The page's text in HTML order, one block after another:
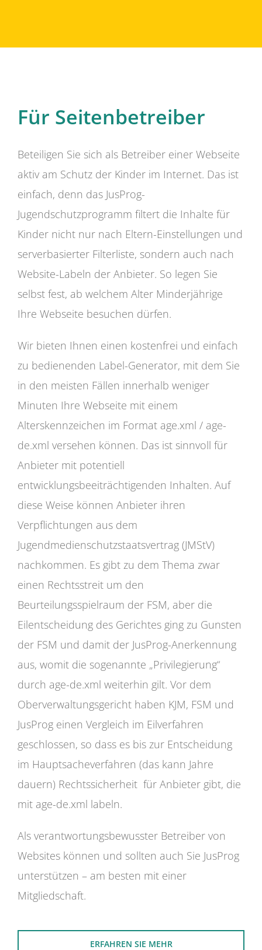
Für Seitenbetreiber
Beteiligen Sie sich als Betreiber einer Webseite
aktiv am Schutz der Kinder im Internet. Das ist
einfach, denn das JusProg-
Jugendschutzprogramm filtert die Inhalte für
Kinder nicht nur nach Eltern-Einstellungen und
serverbasierter Filterliste, sondern auch nach
Website-Labeln der Anbieter. So legen Sie
selbst fest, ab welchem Alter Minderjährige
Ihre Webseite besuchen dürfen.
Wir bieten Ihnen einen kostenfrei und einfach
zu bedienenden Label-Generator, mit dem Sie
in den meisten Fällen innerhalb weniger
Minuten Ihre Webseite mit einem
Alterskennzeichen im Format age.xml / age-
de.xml versehen können. Das ist sinnvoll für
Anbieter mit potentiell
entwicklungsbeeiträchtigenden Inhalten. Auf
diese Weise können Anbieter ihren
Verpflichtungen aus dem
Jugendmedienschutzstaatsvertrag (JMStV)
nachkommen. Es gibt zu dem Thema zwar
einen Rechtsstreit um den
Beurteilungsspielraum der FSM, aber die
Eilentscheidung des Gerichtes ging zu Gunsten
der FSM und damit der JusProg-Anerkennung
aus, womit die sogenannte „Privilegierung“
durch age-de.xml weiterhin gilt. Vor dem
Oberverwaltungsgericht haben KJM, FSM und
JusProg einen Vergleich im Eilverfahren
geschlossen, so dass es bis zur Entscheidung
im Hauptsacheverfahren (das kann Jahre
dauern) Rechtssicherheit für Anbieter gibt, die
mit age-de.xml labeln.
Als verantwortungsbewusster Betreiber von
Websites können und sollten auch Sie JusProg
unterstützen – am besten mit einer
Mitgliedschaft.
ERFAHREN SIE MEHR